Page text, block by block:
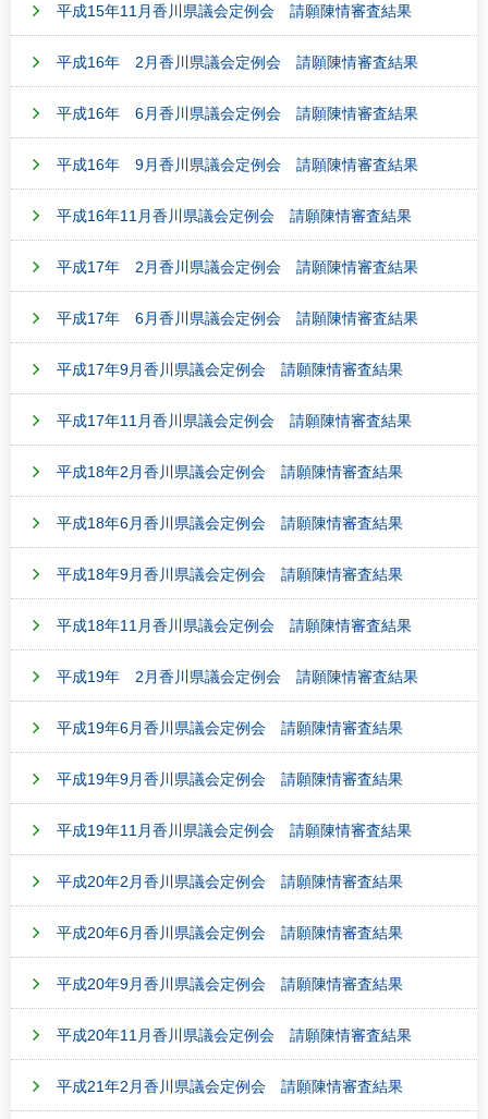
平成15年11月香川県議会定例会 請願陳情審査結果
平成16年 2月香川県議会定例会 請願陳情審査結果
平成16年 6月香川県議会定例会 請願陳情審査結果
平成16年 9月香川県議会定例会 請願陳情審査結果
平成16年11月香川県議会定例会 請願陳情審査結果
平成17年 2月香川県議会定例会 請願陳情審査結果
平成17年 6月香川県議会定例会 請願陳情審査結果
平成17年9月香川県議会定例会 請願陳情審査結果
平成17年11月香川県議会定例会 請願陳情審査結果
平成18年2月香川県議会定例会 請願陳情審査結果
平成18年6月香川県議会定例会 請願陳情審査結果
平成18年9月香川県議会定例会 請願陳情審査結果
平成18年11月香川県議会定例会 請願陳情審査結果
平成19年 2月香川県議会定例会 請願陳情審査結果
平成19年6月香川県議会定例会 請願陳情審査結果
平成19年9月香川県議会定例会 請願陳情審査結果
平成19年11月香川県議会定例会 請願陳情審査結果
平成20年2月香川県議会定例会 請願陳情審査結果
平成20年6月香川県議会定例会 請願陳情審査結果
平成20年9月香川県議会定例会 請願陳情審査結果
平成20年11月香川県議会定例会 請願陳情審査結果
平成21年2月香川県議会定例会 請願陳情審査結果